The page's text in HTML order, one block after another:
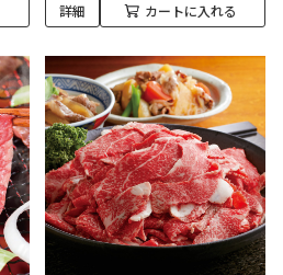
詳細 カートに入れる